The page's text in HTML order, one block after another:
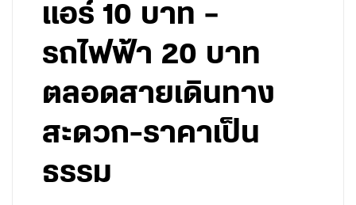
แอร์ 10 บาท –
รถไฟฟ้า 20 บาท
ตลอดสายเดินทาง
สะดวก-ราคาเป็น
ธรรม